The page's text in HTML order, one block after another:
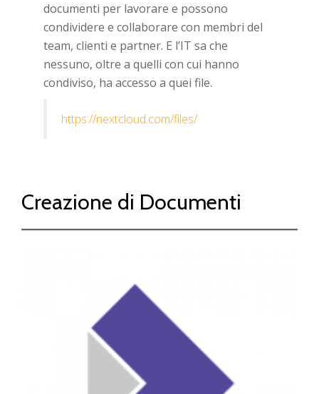
documenti per lavorare e possono
condividere e collaborare con membri del
team, clienti e partner. E l’IT sa che
nessuno, oltre a quelli con cui hanno
condiviso, ha accesso a quei file.
https://nextcloud.com/files/
Creazione di Documenti